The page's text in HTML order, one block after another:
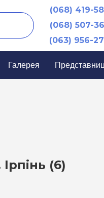
(068) 419-
(068) 507-
(063) 956-
Галерея
(6)